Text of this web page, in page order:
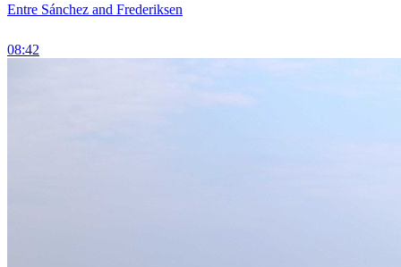
Entre Sánchez and Frederiksen
08:42